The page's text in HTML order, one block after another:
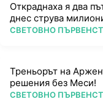
Откраднаха я два
днес струва
ПОВЕЧЕ ОТ
СВЕТОВНО
Треньорът на
решения без Меси!
ПОВЕЧЕ ОТ
СВЕТОВНО